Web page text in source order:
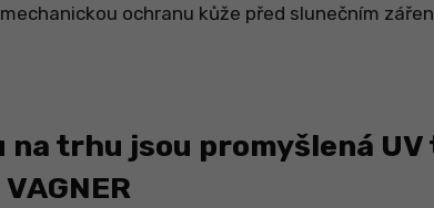
ochranu kůže před slunečním
na trhu jsou promyšlená